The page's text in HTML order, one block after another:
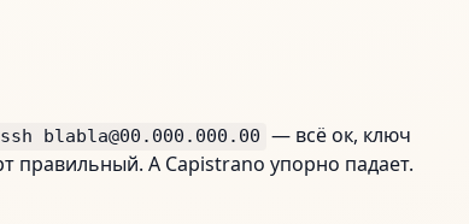
ssh blabla@00.000.000.00 — всё ок, ключ
правильный. А Capistrano упорно падает.